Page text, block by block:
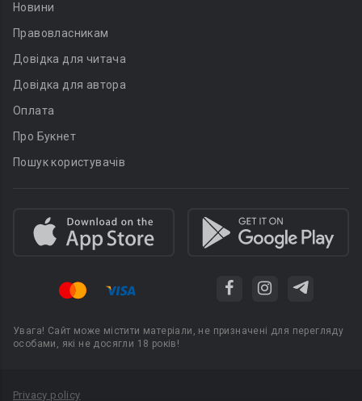
Новини
Правовласникам
Довідка для читача
Довідка для автора
Оплата
Про Букнет
Пошук користувачів
Увага! Сайт може містити матеріали, не призначені для перегляду
особами, які не досягли 18 років!
Privacy policy